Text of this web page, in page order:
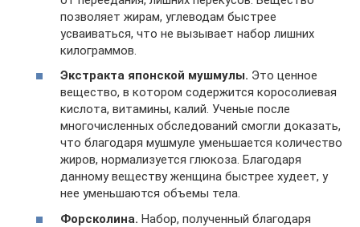
позволяет жирам, углеводам быстрее
усваиваться, что не вызывает набор лишних
килограммов.
Экстракта японской мушмулы. Это ценное
вещество, в котором содержится коросолиевая
кислота, витамины, калий. Ученые после
многочисленных обследований смогли доказать,
что благодаря мушмуле уменьшается количество
жиров, нормализуется глюкоза. Благодаря
данному веществу женщина быстрее худеет, у
нее уменьшаются объемы тела.
Форсколина. Набор, полученный благодаря